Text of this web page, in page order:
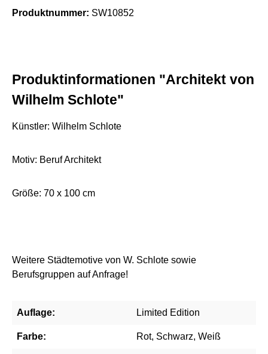
Produktnummer: SW10852
Produktinformationen "Architekt von
Wilhelm Schlote"
Künstler: Wilhelm Schlote
Motiv: Beruf Architekt
Größe: 70 x 100 cm
Weitere Städtemotive von W. Schlote sowie
Berufsgruppen auf Anfrage!
Auflage: Limited Edition
Farbe: Rot, Schwarz, Weiß